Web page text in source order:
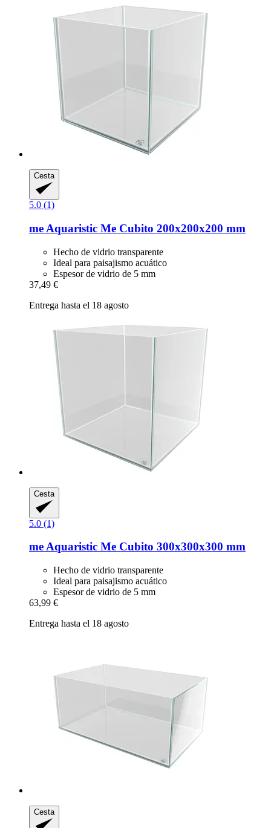
Cesta
5.0 (1)
me Aquaristic Me Cubito 200x200x200 mm
Hecho de vidrio transparente
Ideal para paisajismo acuático
Espesor de vidrio de 5 mm
37,49 €
Entrega hasta el 18 agosto
Cesta
5.0 (1)
me Aquaristic Me Cubito 300x300x300 mm
Hecho de vidrio transparente
Ideal para paisajismo acuático
Espesor de vidrio de 5 mm
63,99 €
Entrega hasta el 18 agosto
Cesta